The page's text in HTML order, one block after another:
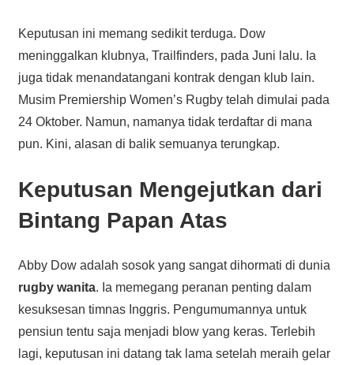
Keputusan ini memang sedikit terduga. Dow
meninggalkan klubnya, Trailfinders, pada Juni lalu. Ia
juga tidak menandatangani kontrak dengan klub lain.
Musim Premiership Women’s Rugby telah dimulai pada
24 Oktober. Namun, namanya tidak terdaftar di mana
pun. Kini, alasan di balik semuanya terungkap.
Keputusan Mengejutkan dari
Bintang Papan Atas
Abby Dow adalah sosok yang sangat dihormati di dunia
rugby wanita. Ia memegang peranan penting dalam
kesuksesan timnas Inggris. Pengumumannya untuk
pensiun tentu saja menjadi blow yang keras. Terlebih
lagi, keputusan ini datang tak lama setelah meraih gelar